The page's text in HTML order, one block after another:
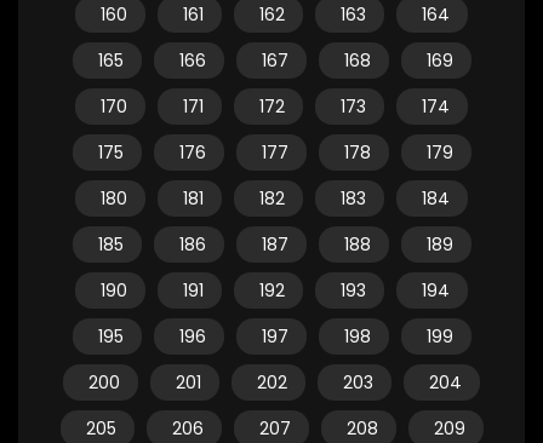
160
161 162 163
164
165
166 167 168
169
170
171 172 173
174
175
176 177 178
179
180
181 182 183
184
185
186 187 188
189
190
191 192 193
194
195
196 197 198
199
200
201 202 203
204
205
206 207 208
209